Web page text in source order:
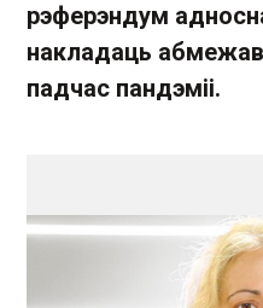
рэферэндум
накладаць
падчас пандэміі.